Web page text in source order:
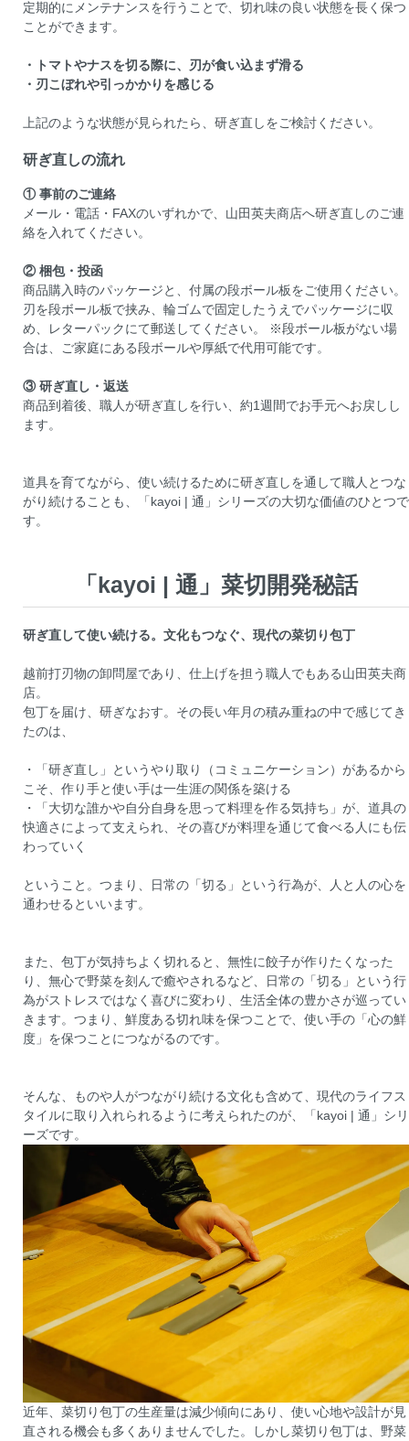
定期的にメンテナンスを行うことで、切れ味の良い状態を長く保つ
ことができます。
・トマトやナスを切る際に、刃が食い込まず滑る
・刃こぼれや引っかかりを感じる
上記のような状態が見られたら、研ぎ直しをご検討ください。
研ぎ直しの流れ
① 事前のご連絡
メール・電話・FAXのいずれかで、山田英夫商店へ研ぎ直しのご連
絡を入れてください。
② 梱包・投函
商品購入時のパッケージと、付属の段ボール板をご使用ください。
刃を段ボール板で挟み、輪ゴムで固定したうえでパッケージに収
め、レターパックにて郵送してください。 ※段ボール板がない場
合は、ご家庭にある段ボールや厚紙で代用可能です。
③ 研ぎ直し・返送
商品到着後、職人が研ぎ直しを行い、約1週間でお手元へお戻しし
ます。
道具を育てながら、使い続けるために研ぎ直しを通して職人とつな
がり続けることも、「kayoi | 通」シリーズの大切な価値のひとつで
す。
「kayoi | 通」菜切開発秘話
研ぎ直して使い続ける。文化もつなぐ、現代の菜切り包丁
越前打刃物の卸問屋であり、仕上げを担う職人でもある山田英夫商
店。
包丁を届け、研ぎなおす。その長い年月の積み重ねの中で感じてき
たのは、
・「研ぎ直し」というやり取り（コミュニケーション）があるから
こそ、作り手と使い手は一生涯の関係を築ける
・「大切な誰かや自分自身を思って料理を作る気持ち」が、道具の
快適さによって支えられ、その喜びが料理を通じて食べる人にも伝
わっていく
ということ。つまり、日常の「切る」という行為が、人と人の心を
通わせるといいます。
また、包丁が気持ちよく切れると、無性に餃子が作りたくなった
り、無心で野菜を刻んで癒やされるなど、日常の「切る」という行
為がストレスではなく喜びに変わり、生活全体の豊かさが巡ってい
きます。つまり、鮮度ある切れ味を保つことで、使い手の「心の鮮
度」を保つことにつながるのです。
そんな、ものや人がつながり続ける文化も含めて、現代のライフス
タイルに取り入れられるように考えられたのが、「kayoi | 通」シリ
ーズです。
近年、菜切り包丁の生産量は減少傾向にあり、使い心地や設計が見
直される機会も多くありませんでした。しかし菜切り包丁は、野菜